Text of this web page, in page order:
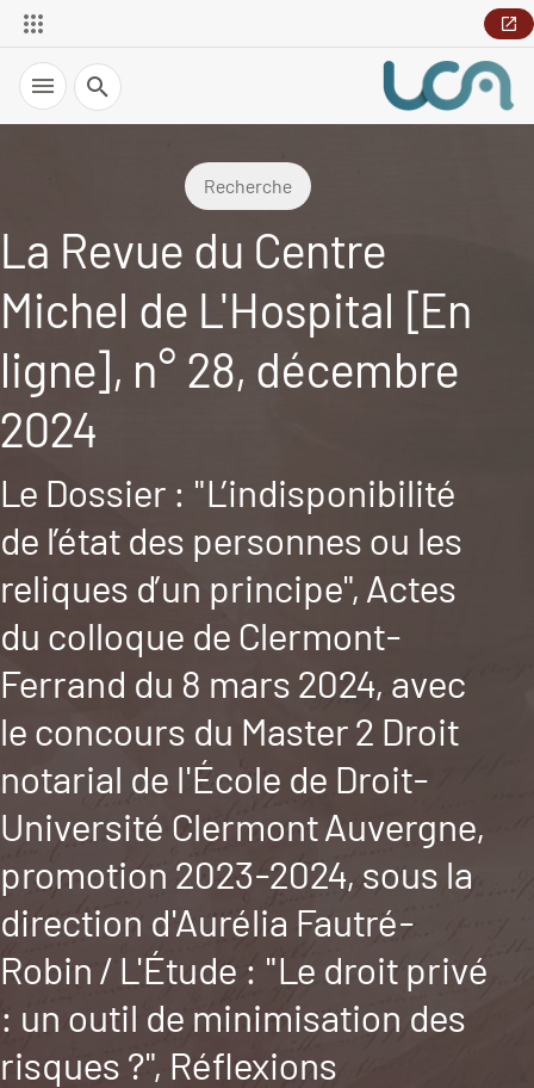
Recherche
Recherche
La Revue du Centre
Michel de L'Hospital [En
ligne], n° 28, décembre
2024
Le Dossier : "L’indisponibilité
de l’état des personnes ou les
reliques d’un principe", Actes
du colloque de Clermont-
Ferrand du 8 mars 2024, avec
le concours du Master 2 Droit
notarial de l'École de Droit-
Université Clermont Auvergne,
promotion 2023-2024, sous la
direction d'Aurélia Fautré-
Robin / L'Étude : "Le droit privé
: un outil de minimisation des
risques ?", Réflexions